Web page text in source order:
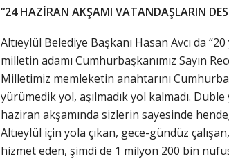
“24 HAZİRAN AKŞAMI VATANDAŞLARIN
Altıeylül Belediye Başkanı Hasan Avcı da
milletin adamı Cumhurbaşkanımız Sayın
Milletimiz memleketin anahtarını
yürümedik yol, aşılmadık yol kalmadı.
haziran akşamında sizlerin sayesinde
Altıeylül için yola çıkan, gece-gündüz
hizmet eden, şimdi de 1 milyon 200 bin